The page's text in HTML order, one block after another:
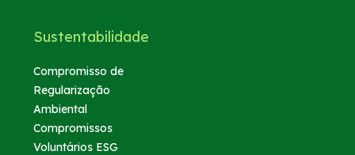
Sustentabilidade
Compromisso de
Regularização
Ambiental
Compromissos
Voluntários ESG